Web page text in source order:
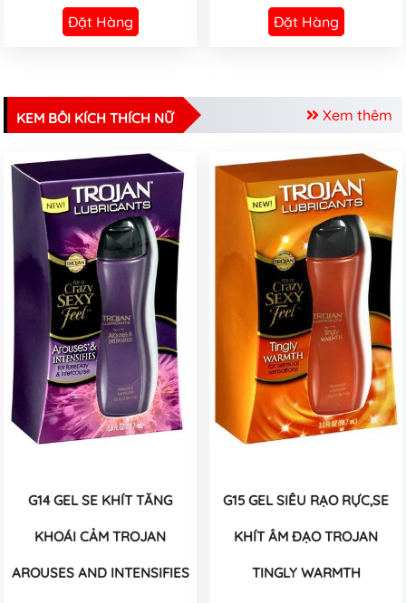
Đặt Hàng
Đặt Hàng
Xem thêm
KEM BÔI KÍCH THÍCH NỮ
G14 GEL SE KHÍT TĂNG
KHOÁI CẢM TROJAN
AROUSES AND INTENSIFIES
G15 GEL SIÊU RẠO RỰC,SE
KHÍT ÂM ĐẠO TROJAN
TINGLY WARMTH